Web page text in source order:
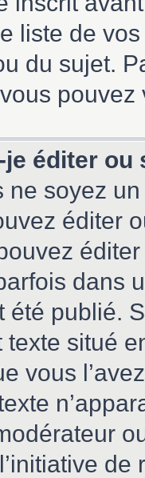
liste de
du sujet.
éditer
ne soyez
éditer
dans
été publié.
texte situé
vous